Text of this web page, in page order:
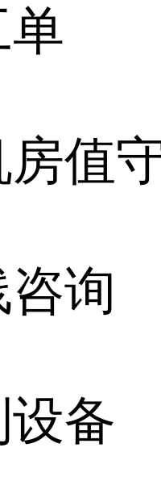
单
房值
询
备